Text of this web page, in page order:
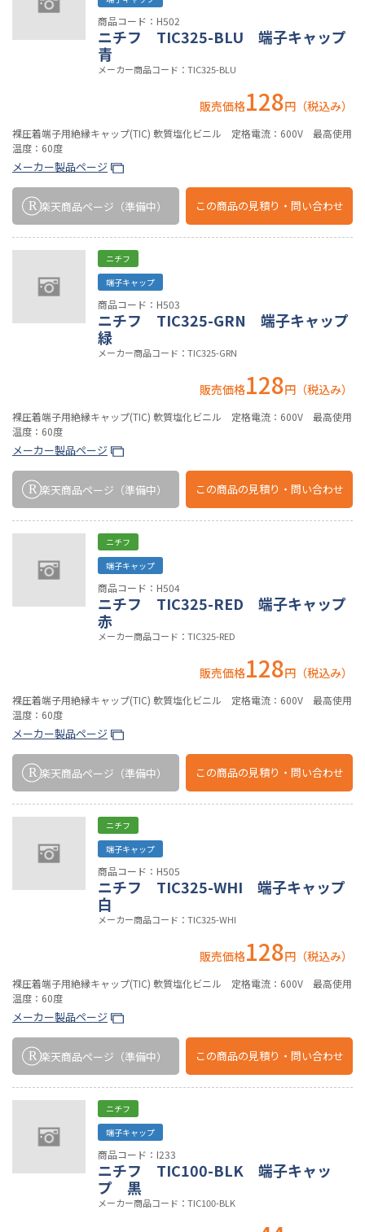
商品コード：H502
ニチフ TIC325-BLU 端子キャップ
青
メーカー商品コード：TIC325-BLU
販売価格128円（税込み）
裸圧着端子用絶縁キャップ(TIC) 軟質塩化ビニル 定格電流：600V 最高使用
温度：60度
メーカー製品ページ
楽天商品ページ （準備中） この商品の見積り・問い合わせ
ニチフ
端子キャップ
商品コード：H503
ニチフ TIC325-GRN 端子キャップ
緑
メーカー商品コード：TIC325-GRN
販売価格128円（税込み）
裸圧着端子用絶縁キャップ(TIC) 軟質塩化ビニル 定格電流：600V 最高使用
温度：60度
メーカー製品ページ
楽天商品ページ （準備中） この商品の見積り・問い合わせ
ニチフ
端子キャップ
商品コード：H504
ニチフ TIC325-RED 端子キャップ
赤
メーカー商品コード：TIC325-RED
販売価格128円（税込み）
裸圧着端子用絶縁キャップ(TIC) 軟質塩化ビニル 定格電流：600V 最高使用
温度：60度
メーカー製品ページ
楽天商品ページ （準備中） この商品の見積り・問い合わせ
ニチフ
端子キャップ
商品コード：H505
ニチフ TIC325-WHI 端子キャップ
白
メーカー商品コード：TIC325-WHI
販売価格128円（税込み）
裸圧着端子用絶縁キャップ(TIC) 軟質塩化ビニル 定格電流：600V 最高使用
温度：60度
メーカー製品ページ
楽天商品ページ （準備中） この商品の見積り・問い合わせ
ニチフ
端子キャップ
商品コード：I233
ニチフ TIC100-BLK 端子キャッ
プ 黒
メーカー商品コード：TIC100-BLK